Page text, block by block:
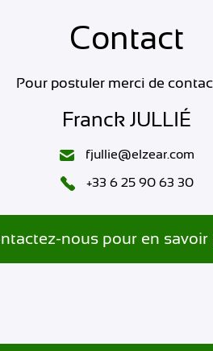
Contact
Pour postuler merci de
Franck JULLIÉ
fjullie@elzear.com
+33 6 25 90 63 30
nous pour en savoir